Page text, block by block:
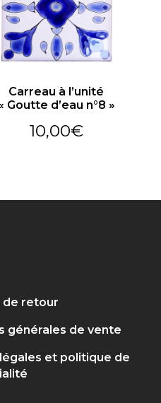
Carreau à l’unité
Goutte d’eau n°8 »
10,00€
de retour
générales de vente
et politique de